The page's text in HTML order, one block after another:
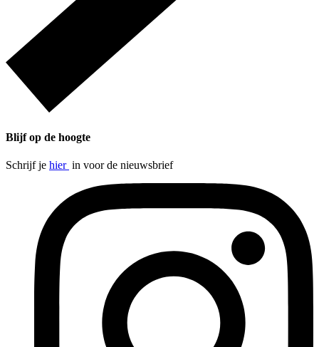
Blijf op de hoogte
Schrijf je hier in voor de nieuwsbrief